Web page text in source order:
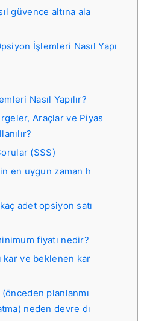
güvence altına ala
İşlemleri Nasıl Yapı
Nasıl Yapılır?
Araçlar ve Piyas
(SSS)
en uygun zaman h
adet opsiyon satı
fiyatı nedir?
kar ve beklenen kar
planlanmı
neden devre dı